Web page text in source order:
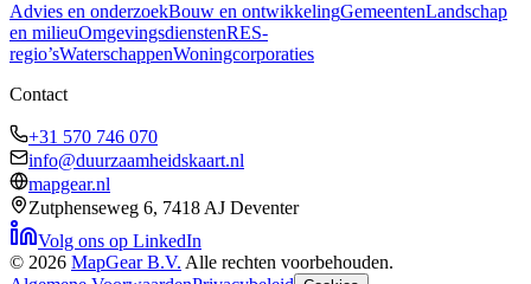
Advies en onderzoekBouw en ontwikkelingGemeentenLandschap
en milieuOmgevingsdienstenRES-
regio’sWaterschappenWoningcorporaties
Contact
+31 570 746 070
info@duurzaamheidskaart.nl
mapgear.nl
Zutphenseweg 6, 7418 AJ Deventer
Volg ons op LinkedIn
© 2026 MapGear B.V. Alle rechten voorbehouden.